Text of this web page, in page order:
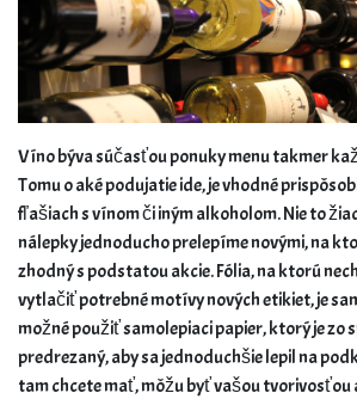
Víno býva súčasťou ponuky menu takmer
Tomu o aké podujatie ide, je vhodné
fľašiach s vínom či iným alkoholom. Nie to
nálepky jednoducho prelepíme novými, na
zhodný s podstatou akcie. Fólia, na ktorú
vytlačiť potrebné motívy nových etikiet, je
možné použiť samolepiaci papier, ktorý je zo
predrezaný, aby sa jednoduchšie lepil na
tam chcete mať, môžu byť vašou tvorivosťou